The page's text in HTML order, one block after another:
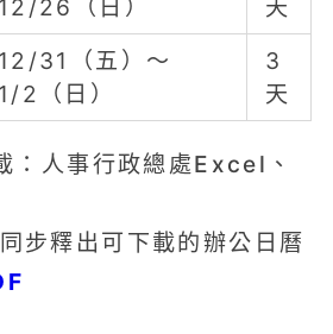
12/26（日）
天
12/31（五）～
1/2（日）
3
天
：人事行政總處Excel、
步釋出可下載的辦公日曆